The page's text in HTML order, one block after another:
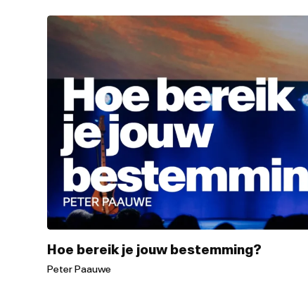
Hoe bereik je jouw bestemming?
Peter Paauwe